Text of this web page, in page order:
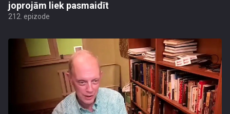
joprojām liek pasmaidīt
212. epizode